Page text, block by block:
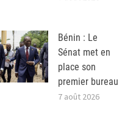
Bénin : Le
Sénat met en
place son
premier bureau
7 août 2026